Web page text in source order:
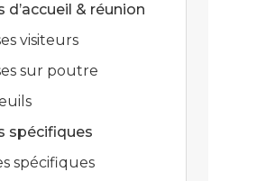
d’accueil & réunion
visiteurs
sur poutre
spécifiques
spécifiques